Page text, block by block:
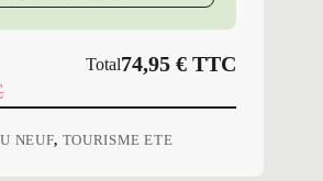
Total74,95€ TTC
NEUF, TOURISME ETE